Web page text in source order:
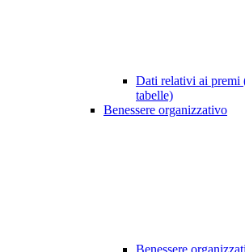
Dati relativi ai premi
tabelle)
Benessere organizzativo